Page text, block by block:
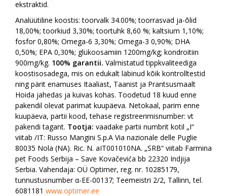
ekstraktid.
Analüütiline koostis: toorvalk 34.00%; toorrasvad ja-õlid
18,00%; toorkiud 3,30%; toortuhk 8,60 %; kaltsium 1,10%;
fosfor 0,80%; Omega-6 3,30%; Omega-3 0,90%; DHA
0,50%; EPA 0,30%; glükoosamiin 1200mg/kg; kondroitiin
900mg/kg. 100% garantii. Valmistatud tippkvaliteediga
koostisosadega, mis on edukalt läbinud kõik kontrolltestid
ning pärit enamuses Itaaliast, Taanist ja Prantsusmaalt
Hoida jahedas ja kuivas kohas. Toodetud 18 kuud enne
pakendil olevat parimat kuupäeva. Netokaal, parim enne
kuupäeva, partii kood, tehase registreerimisnumber: vt
pakendi tagant. Tootja: vaadake partii numbrit kotil „I“
viitab /IT: Russo Mangini S.p.A Via nazionale delle Puglie
80035 Nola (NA). Ric. N. aIT001010NA. „SRB“ viitab Farmina
pet Foods Serbija – Save Kovačevića bb 22320 Indjija
Serbia. Vahendaja: OÜ Optimer, reg. nr. 10285179,
tunnustusnumber α-EE-00137; Teemeistri 2/2, Tallinn, tel.
6081181 www.optimer.ee